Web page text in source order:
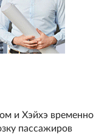
и Хэйхэ временно
пассажиров